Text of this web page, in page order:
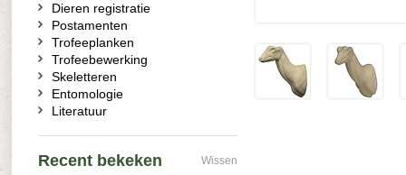
Dieren registratie
Postamenten
Trofeeplanken
Trofeebewerking
Skeletteren
Entomologie
Literatuur
Recent bekeken Wissen